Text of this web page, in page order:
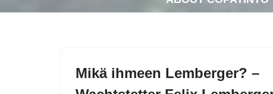
Mikä ihmeen Lemberger? –